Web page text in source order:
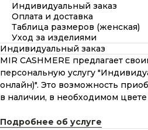
Индивидуальный заказ
Оплата и доставка
Таблица размеров (женская)
Уход за изделиями
Индивидуальный заказ
MIR CASHMERE предлагает
персональную услугу
онлайн)". Это возможность
в наличии, в необходимом
Подробнее об услуге